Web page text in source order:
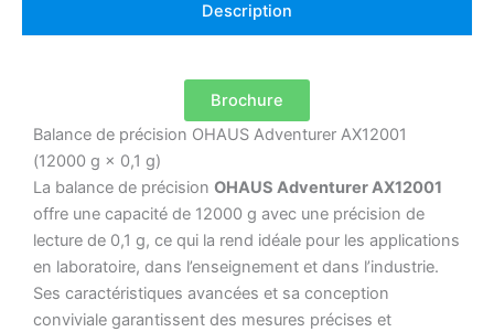
Description
Brochure
Balance de précision OHAUS Adventurer AX12001
(12000 g × 0,1 g)
La balance de précision OHAUS Adventurer AX12001
offre une capacité de 12000 g avec une précision de
lecture de 0,1 g, ce qui la rend idéale pour les applications
en laboratoire, dans l’enseignement et dans l’industrie.
Ses caractéristiques avancées et sa conception
conviviale garantissent des mesures précises et